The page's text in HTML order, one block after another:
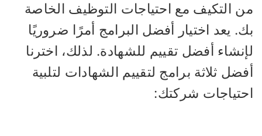
التكيف مع احتياجات التوظيف الخاصة
يعد اختيار أفضل البرامج أمرًا ضروريًا
أفضل تقييم للشهادة. لذلك، اخترنا
ثلاثة برامج لتقييم الشهادات لتلبية
شركتك: